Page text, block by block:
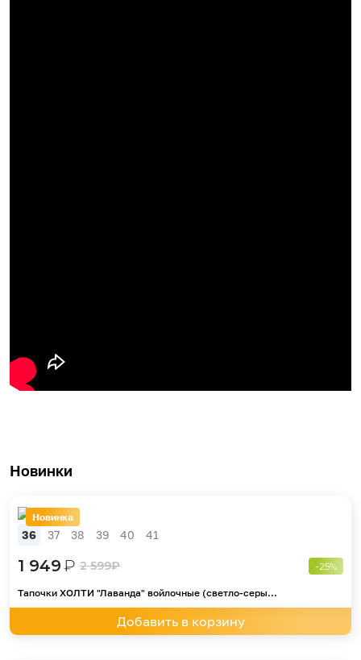
Новинки
Новинка
36 37 38 39 40 41
1 949₽ 2 599₽ -25%
Тапочки ХОЛТИ "Лаванда" войлочные (светло-серы...
Добавить в корзину